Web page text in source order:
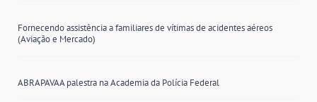
Fornecendo assistência a familiares de vítimas de acidentes aéreos
(Aviação e Mercado)
ABRAPAVAA palestra na Academia da Polícia Federal